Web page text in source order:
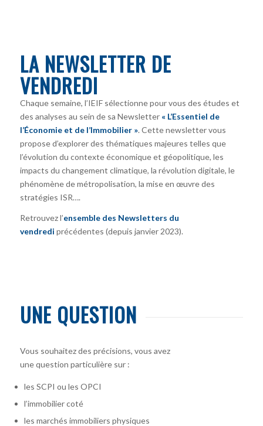
LA NEWSLETTER DE
VENDREDI
Chaque semaine, l’IEIF sélectionne pour vous des études et
des analyses au sein de sa Newsletter « L’Essentiel de
l’Économie et de l’Immobilier ». Cette newsletter vous
propose d’explorer des thématiques majeures telles que
l’évolution du contexte économique et géopolitique, les
impacts du changement climatique, la révolution digitale, le
phénomène de métropolisation, la mise en œuvre des
stratégies ISR….
Retrouvez l’ensemble des Newsletters du
vendredi précédentes (depuis janvier 2023).
UNE QUESTION
Vous souhaitez des précisions, vous avez
une question particulière sur :
les SCPI ou les OPCI
l’immobilier coté
les marchés immobiliers physiques